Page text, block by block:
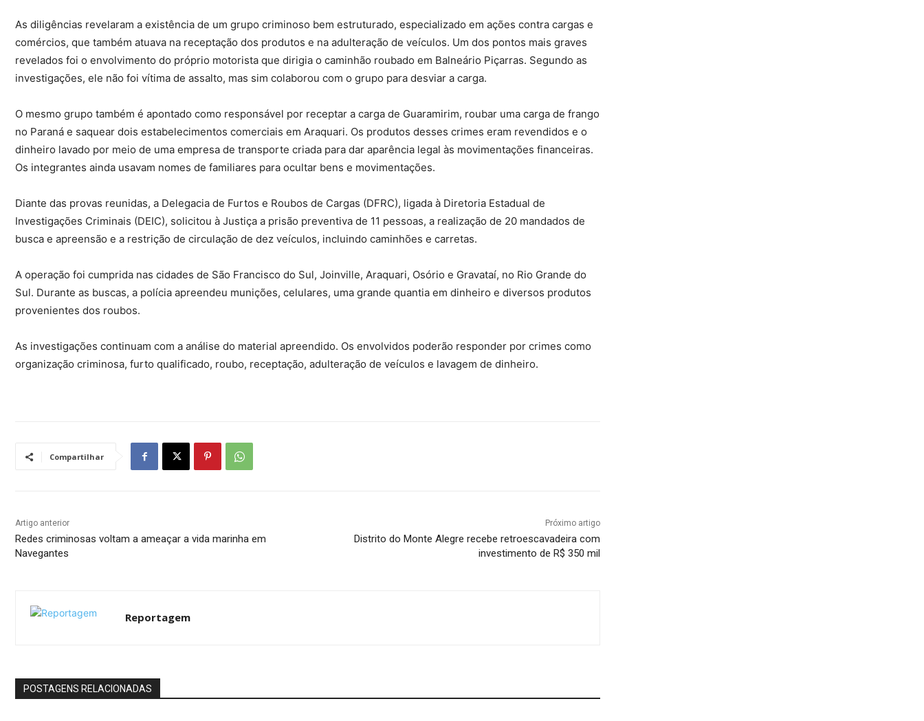
As diligências revelaram a existência de um grupo criminoso bem estruturado, especializado em ações contra cargas e
comércios, que também atuava na receptação dos produtos e na adulteração de veículos. Um dos pontos mais graves
revelados foi o envolvimento do próprio motorista que dirigia o caminhão roubado em Balneário Piçarras. Segundo as
investigações, ele não foi vítima de assalto, mas sim colaborou com o grupo para desviar a carga.
O mesmo grupo também é apontado como responsável por receptar a carga de Guaramirim, roubar uma carga de frango
no Paraná e saquear dois estabelecimentos comerciais em Araquari. Os produtos desses crimes eram revendidos e o
dinheiro lavado por meio de uma empresa de transporte criada para dar aparência legal às movimentações financeiras.
Os integrantes ainda usavam nomes de familiares para ocultar bens e movimentações.
Diante das provas reunidas, a Delegacia de Furtos e Roubos de Cargas (DFRC), ligada à Diretoria Estadual de
Investigações Criminais (DEIC), solicitou à Justiça a prisão preventiva de 11 pessoas, a realização de 20 mandados de
busca e apreensão e a restrição de circulação de dez veículos, incluindo caminhões e carretas.
A operação foi cumprida nas cidades de São Francisco do Sul, Joinville, Araquari, Osório e Gravataí, no Rio Grande do
Sul. Durante as buscas, a polícia apreendeu munições, celulares, uma grande quantia em dinheiro e diversos produtos
provenientes dos roubos.
As investigações continuam com a análise do material apreendido. Os envolvidos poderão responder por crimes como
organização criminosa, furto qualificado, roubo, receptação, adulteração de veículos e lavagem de dinheiro.
Compartilhar
Artigo anterior
Redes criminosas voltam a ameaçar a vida marinha em
Navegantes
Próximo artigo
Distrito do Monte Alegre recebe retroescavadeira com
investimento de R$ 350 mil
Reportagem
POSTAGENS RELACIONADAS